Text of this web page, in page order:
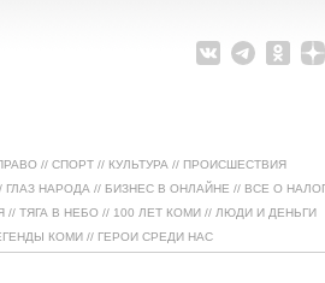
// СПОРТ // КУЛЬТУРА // ПРОИСШЕСТВИЯ
ГЛАЗ НАРОДА // БИЗНЕС В ОНЛАЙНЕ // ВСЕ О
// ТЯГА В НЕБО // 100 ЛЕТ КОМИ // ЛЮДИ И ДЕНЬГИ
КОМИ // ГЕРОИ СРЕДИ НАС